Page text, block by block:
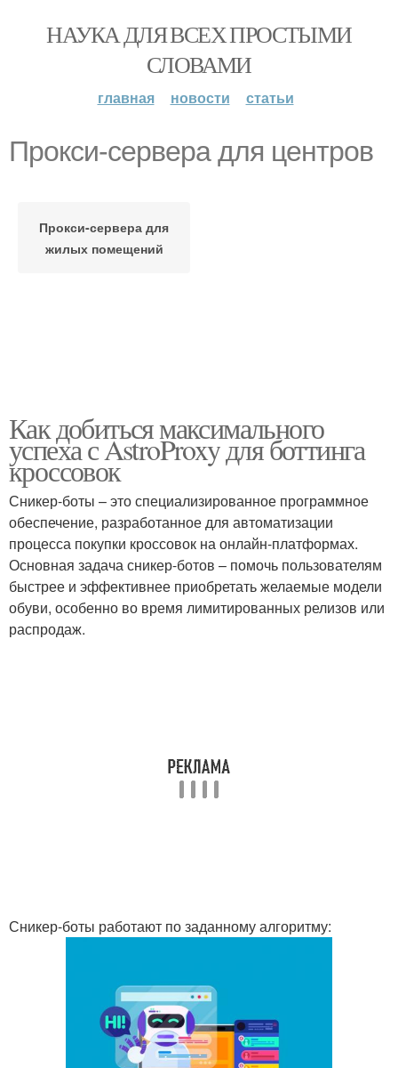
НАУКА ДЛЯ ВСЕХ ПРОСТЫМИ
СЛОВАМИ
главная новости статьи
Прокси-сервера для центров
Прокси-сервера для
жилых помещений
Как добиться максимального
успеха с AstroProxy для боттинга
кроссовок
Сникер-боты – это специализированное программное
обеспечение, разработанное для автоматизации
процесса покупки кроссовок на онлайн-платформах.
Основная задача сникер-ботов – помочь пользователям
быстрее и эффективнее приобретать желаемые модели
обуви, особенно во время лимитированных релизов или
распродаж.
Сникер-боты работают по заданному алгоритму: